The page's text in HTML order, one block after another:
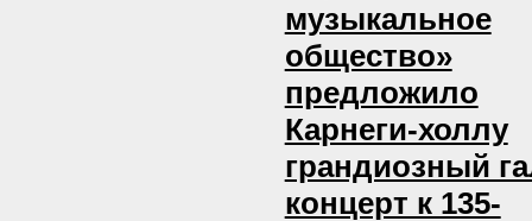
музыкальное
общество»
предложило
Карнеги-холлу
грандиозный
концерт к 135-